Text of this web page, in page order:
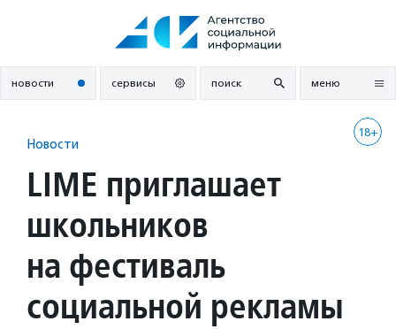
новости сервисы поиск меню
18+
Новости
LIME приглашает
школьников
на фестиваль
социальной рекламы